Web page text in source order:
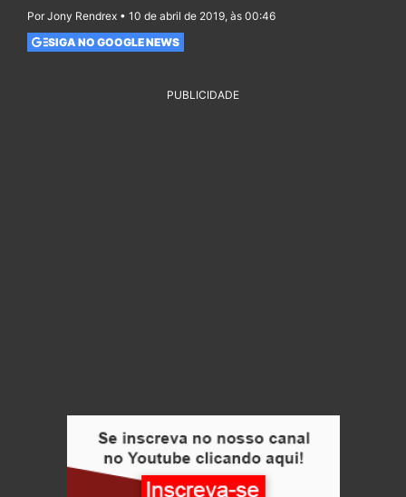
Por Jony Rendrex • 10 de abril de 2019, às 00:46
SIGA NO GOOGLE NEWS
PUBLICIDADE